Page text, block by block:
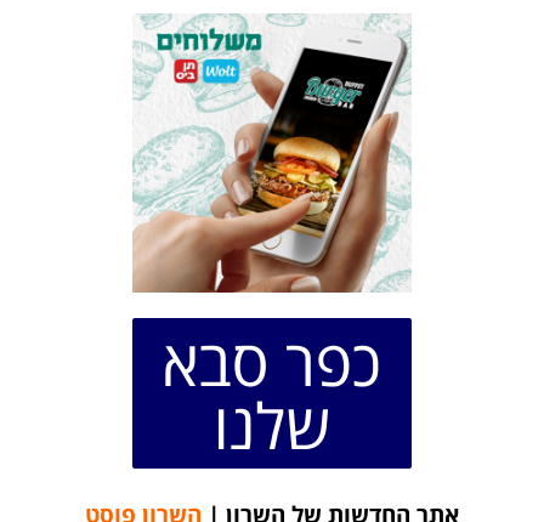
כפר סבא
שלנו
אתר החדשות של השרון | השרון פוסט